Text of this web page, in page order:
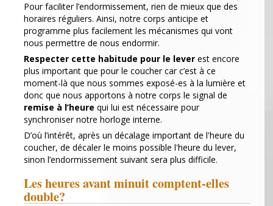
Pour faciliter l’endormissement, rien de mieux que des
horaires réguliers. Ainsi, notre corps anticipe et
programme plus facilement les mécanismes qui vont
nous permettre de nous endormir.
Respecter cette habitude pour le lever est encore
plus important que pour le coucher car c’est à ce
moment-là que nous sommes exposé-es à la lumière et
donc que nous apportons à notre corps le signal de
remise à l’heure qui lui est nécessaire pour
synchroniser notre horloge interne.
D’où l’intérêt, après un décalage important de l'heure du
coucher, de décaler le moins possible l'heure du lever,
sinon l’endormissement suivant sera plus difficile.
Les heures avant minuit comptent-elles
double?